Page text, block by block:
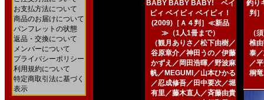
お支払方法について
商品のお届けについて
パンフレットの状態
返品・交換について
メンバーについて
プライバシーポリシー
利用規約について
特定商取引法に基づく
表示
BABY BABY BABY! ベイ
ビィ ベイビィ ベイビィ！
(2009)［Ａ４判］≪新品
≫（1人1冊まで）
（観月ありさ／松下由樹／
谷原章介／神田うの／伊藤
かずえ／岡田浩暉／野波麻
帆／MEGUMI／山本ひかる
／忍成修吾／田中要次／堀
有里／藤木直人／斉藤由貴
釣り
判
（
椎
泰
／
桐